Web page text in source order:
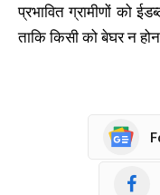
प्रभावित ग्रामीणों को
ताकि किसी को बेघर न